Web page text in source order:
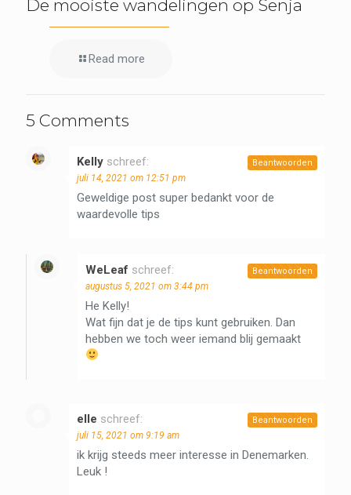
De mooiste wandelingen op Senja
Read more
5 Comments
Kelly schreef:
juli 14, 2021 om 12:51 pm
Geweldige post super bedankt voor de
waardevolle tips
Beantwoorden
WeLeaf schreef:
augustus 5, 2021 om 3:44 pm
He Kelly!
Wat fijn dat je de tips kunt gebruiken. Dan
hebben we toch weer iemand blij gemaakt
Beantwoorden
elle schreef:
juli 15, 2021 om 9:19 am
ik krijg steeds meer interesse in Denemarken.
Leuk !
Beantwoorden